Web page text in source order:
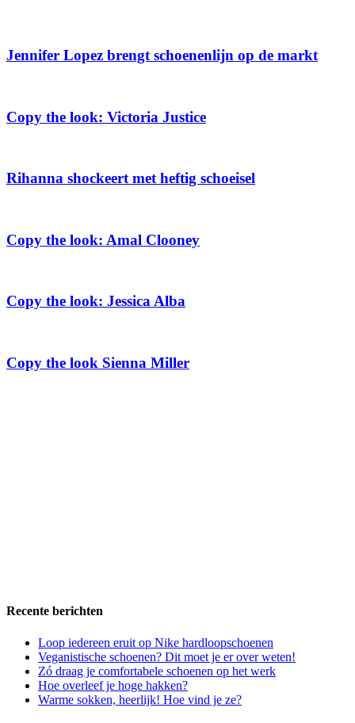
Jennifer Lopez brengt schoenenlijn op de markt
Copy the look: Victoria Justice
Rihanna shockeert met heftig schoeisel
Copy the look: Amal Clooney
Copy the look: Jessica Alba
Copy the look Sienna Miller
Recente berichten
Loop iedereen eruit op Nike hardloopschoenen
Veganistische schoenen? Dit moet je er over weten!
Zó draag je comfortabele schoenen op het werk
Hoe overleef je hoge hakken?
Warme sokken, heerlijk! Hoe vind je ze?